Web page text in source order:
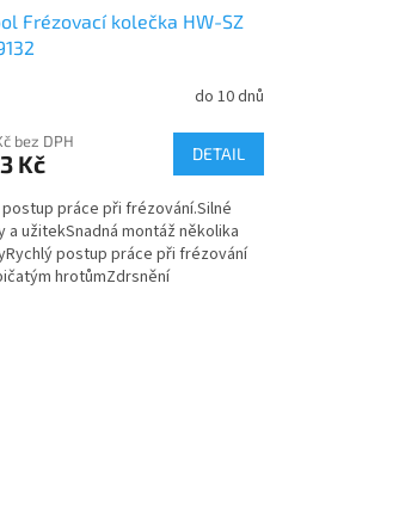
Frézovací kolečka HW-SZ
do 10 dnů
bez DPH
Kč DETAIL
postup práce při frézování.Silné
a užitekSnadná montáž několika
postup práce při frézování
hrotůmZdrsnění